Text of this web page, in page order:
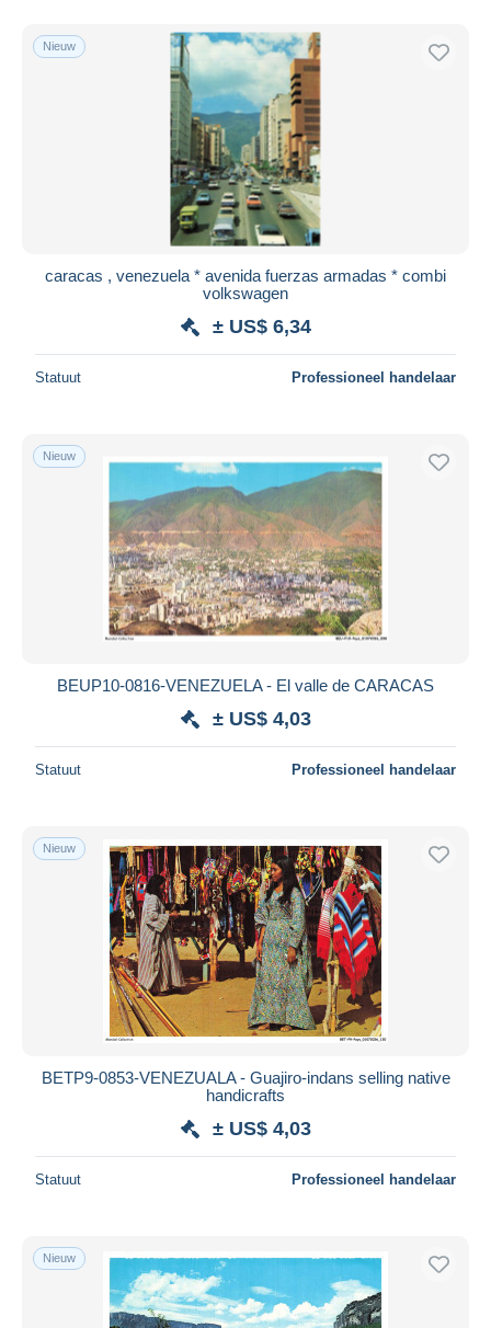
Nieuw
caracas , venezuela * avenida fuerzas armadas * combi
volkswagen
± US$ 6,34
Statuut Professioneel handelaar
Nieuw
BEUP10-0816-VENEZUELA - El valle de CARACAS
± US$ 4,03
Statuut Professioneel handelaar
Nieuw
BETP9-0853-VENEZUALA - Guajiro-indans selling native
handicrafts
± US$ 4,03
Statuut Professioneel handelaar
Nieuw